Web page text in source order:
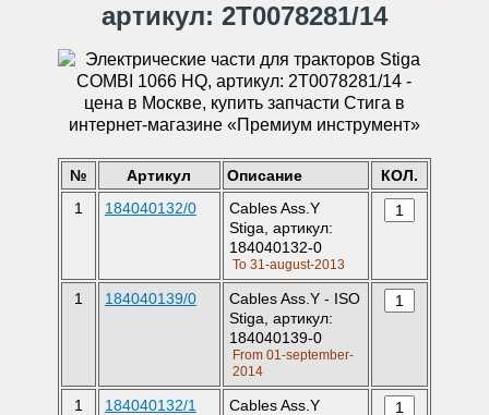
артикул: 2T0078281/14
№ Артикул Описание
КОЛ.
1
184040132/0
Cables Ass.Y
Stiga, артикул:
184040132-0
To 31-august-2013
1 184040139/0
Cables Ass.Y - ISO
Stiga, артикул:
184040139-0
From 01-september-
2014
1 184040132/1
Cables Ass.Y